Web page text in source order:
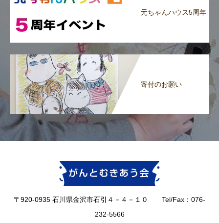
元ちゃんハウス5周年
寄付のお願い
〒920-0935 石川県金沢市石引４－４－１０ Tel/Fax：076-
232-5566